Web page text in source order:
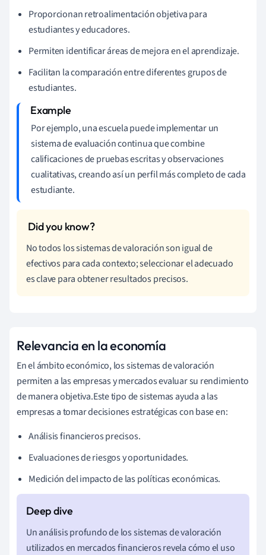
Proporcionan retroalimentación objetiva para
estudiantes y educadores.
Permiten identificar áreas de mejora en el aprendizaje.
Facilitan la comparación entre diferentes grupos de
estudiantes.
Por ejemplo, una escuela puede implementar un
sistema de evaluación continua que combine
calificaciones de pruebas escritas y observaciones
cualitativas, creando así un perfil más completo de cada
estudiante.
No todos los sistemas de valoración son igual de
efectivos para cada contexto; seleccionar el adecuado
es clave para obtener resultados precisos.
Relevancia en la economía
En el ámbito económico, los sistemas de valoración
permiten a las empresas y mercados evaluar su rendimiento
de manera objetiva.Este tipo de sistemas ayuda a las
empresas a tomar decisiones estratégicas con base en:
Análisis financieros precisos.
Evaluaciones de riesgos y oportunidades.
Medición del impacto de las políticas económicas.
Un análisis profundo de los sistemas de valoración
utilizados en mercados financieros revela cómo el uso